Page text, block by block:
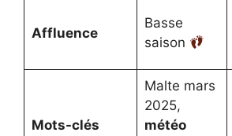
Affluence
Basse
saison
Mots-clés
Malte mars
2025,
météo